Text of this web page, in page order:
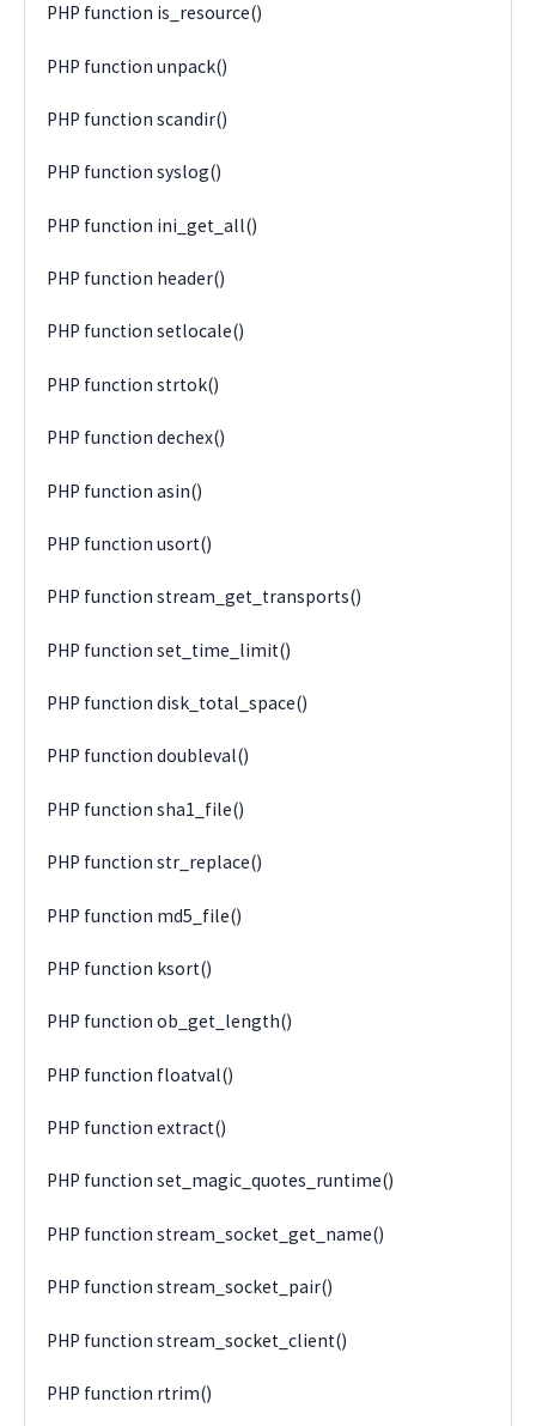
PHP function is_resource()
PHP function unpack()
PHP function scandir()
PHP function syslog()
PHP function ini_get_all()
PHP function header()
PHP function setlocale()
PHP function strtok()
PHP function dechex()
PHP function asin()
PHP function usort()
PHP function stream_get_transports()
PHP function set_time_limit()
PHP function disk_total_space()
PHP function doubleval()
PHP function sha1_file()
PHP function str_replace()
PHP function md5_file()
PHP function ksort()
PHP function ob_get_length()
PHP function floatval()
PHP function extract()
PHP function set_magic_quotes_runtime()
PHP function stream_socket_get_name()
PHP function stream_socket_pair()
PHP function stream_socket_client()
PHP function rtrim()